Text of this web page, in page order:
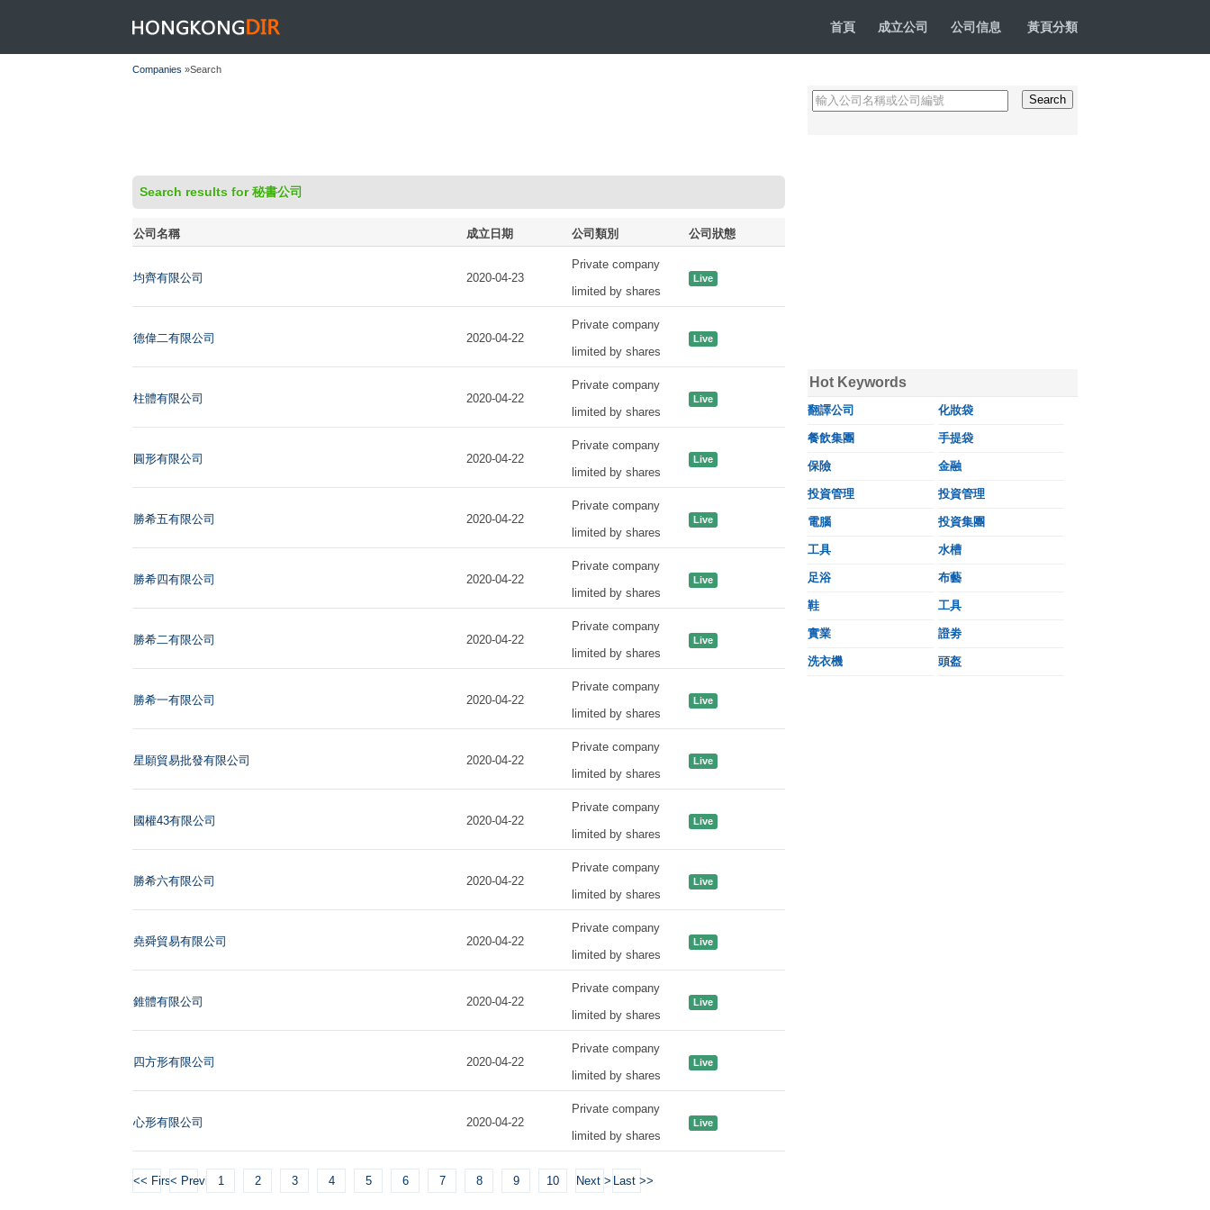
HONGKONGDIR 首頁 成立公司 公司信息 黃頁分類
Companies »Search
Search results for 秘書公司
公司名稱 成立日期 公司類別 公司狀態
均齊有限公司 2020-04-23
Private company
limited by shares
Live
德偉二有限公司 2020-04-22
Private company
limited by shares
Live
柱體有限公司 2020-04-22
Private company
limited by shares
Live
圓形有限公司 2020-04-22
Private company
limited by shares
Live
勝希五有限公司 2020-04-22
Private company
limited by shares
Live
勝希四有限公司 2020-04-22
Private company
limited by shares
Live
勝希二有限公司 2020-04-22
Private company
limited by shares
Live
勝希一有限公司 2020-04-22
Private company
limited by shares
Live
星願貿易批發有限公司 2020-04-22
Private company
limited by shares
Live
國權43有限公司 2020-04-22
Private company
limited by shares
Live
勝希六有限公司 2020-04-22
Private company
limited by shares
Live
堯舜貿易有限公司 2020-04-22
Private company
limited by shares
Live
錐體有限公司 2020-04-22
Private company
limited by shares
Live
四方形有限公司 2020-04-22
Private company
limited by shares
Live
心形有限公司 2020-04-22
Private company
limited by shares
Live
<< First< Previous1 2 3 4 5 6 7 8 9 10 Next > Last >>
Hot Keywords
翻譯公司 化妝袋
餐飲集團 手提袋
保險 金融
投資管理 投資管理
電腦 投資集團
工具 水槽
足浴 布藝
鞋 工具
實業 證劵
洗衣機 頭盔